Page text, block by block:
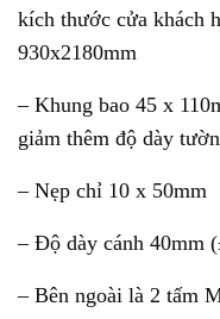
kích thước cửa khách
930x2180mm
– Khung bao 45 x
giảm thêm độ dày
– Nẹp chỉ 10 x 50mm
– Độ dày cánh 40mm
– Bên ngoài là 2 tấm